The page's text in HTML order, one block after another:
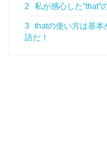
2 私が感心した”that”
3
thatの使い方は基
語だ！